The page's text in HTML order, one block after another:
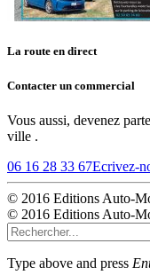
La route en direct
Contacter un commercial
Vous aussi, devenez
ville .
06 16 28 33 67Ecrivez-
© 2016 Editions Auto-
© 2016 Editions Auto-
Type above and press